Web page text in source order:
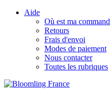
Aide
Où est ma
Retours
Frais d'envoi
Modes de paiement
Nous contacter
Toutes les rubriques